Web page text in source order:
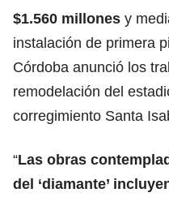
$1.560 millones y
instalación de primera
Córdoba anunció los
remodelación del
corregimiento Santa
“Las obras
del ‘diamante’